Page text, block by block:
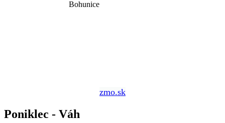
zmo.sk
Poniklec - Váh